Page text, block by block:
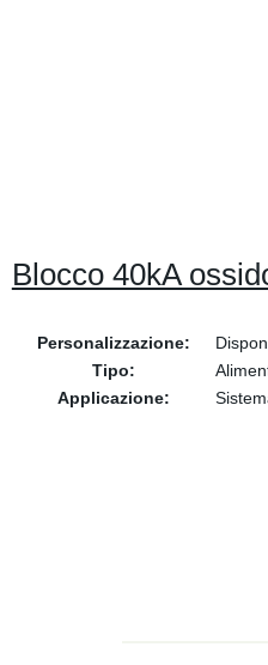
Blocco 40kA
Personalizzazione:
Tipo:
Applicazione: